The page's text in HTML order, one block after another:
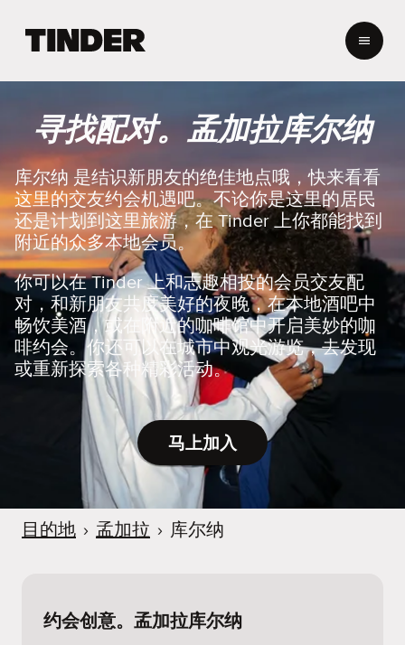
e
r
页
寻找配对。孟加拉库尔纳
库尔纳 是结识新朋友的绝佳地点哦，快来看看
这里的交友约会机遇吧。不论你是这里的居民
还是计划到这里旅游，在 Tinder 上你都能找到
附近的众多本地会员。
你可以在 Tinder 上和志趣相投的会员交友配
对，和新朋友共度美好的夜晚，在本地酒吧中
畅饮美酒，或在附近的咖啡馆中开启美妙的咖
啡约会。你还可以在城市中观光游览，去发现
或重新探索各种精彩活动。
马上加入
目的地 › 孟加拉 › 库尔纳
约会创意。孟加拉库尔纳